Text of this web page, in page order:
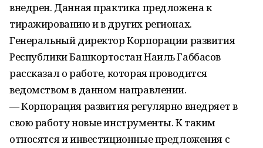
внедрен. Данная практика предложена к
тиражированию и в других регионах.
Генеральный директор Корпорации развития
Республики Башкортостан Наиль Габбасов
рассказал о работе, которая проводится
ведомством в данном направлении.
— Корпорация развития регулярно внедряет в
свою работу новые инструменты. К таким
относятся и инвестиционные предложения с